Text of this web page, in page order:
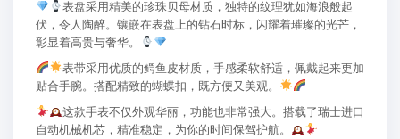
表盘采用精美的珍珠贝母材质，独特的纹理犹如海浪般起
伏，令人陶醉。镶嵌在表盘上的钻石时标，闪耀着璀璨的光芒，
彰显着高贵与奢华。
表带采用优质的鳄鱼皮材质，手感柔软舒适，佩戴起来更加
贴合手腕。搭配精致的蝴蝶扣，既方便又美观。
这款手表不仅外观华丽，功能也非常强大。搭载了瑞士进口
自动机械机芯，精准稳定，为你的时间保驾护航。